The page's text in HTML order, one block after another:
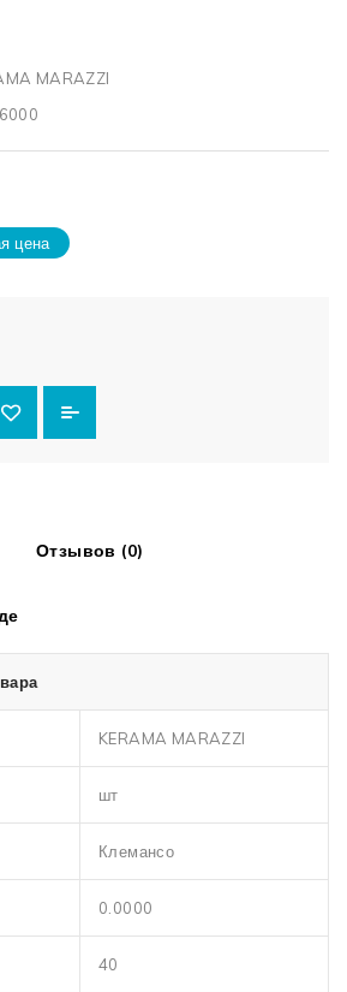
MARAZZI
цена
Отзывов (0)
KERAMA MARAZZI
шт
Клемансо
0.0000
40